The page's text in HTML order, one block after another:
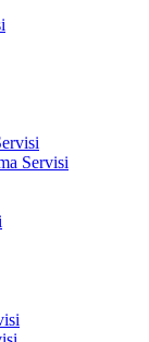
Servisi